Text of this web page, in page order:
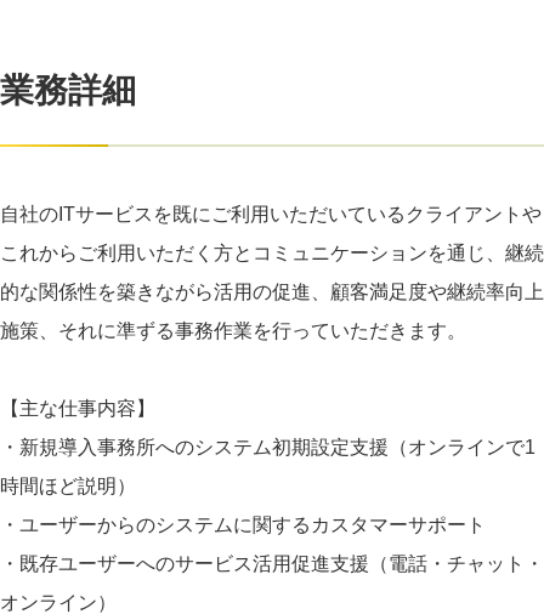
業務詳細
自社のITサービスを既にご利用いただいているクライアントや
これからご利用いただく方とコミュニケーションを通じ、継続
的な関係性を築きながら活用の促進、顧客満足度や継続率向上
施策、それに準ずる事務作業を行っていただきます。
【主な仕事内容】
・新規導入事務所へのシステム初期設定支援（オンラインで1
時間ほど説明）
・ユーザーからのシステムに関するカスタマーサポート
・既存ユーザーへのサービス活用促進支援（電話・チャット・
オンライン）